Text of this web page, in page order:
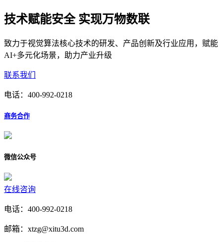
技术赋能安全 实现万物数联
致力于视觉算法核心技术的研发、产品创新及行业应用，赋能
AI+多元化场景，助力产业升级
联系我们
电话： 400-992-0218
商务合作
微信公众号
在线咨询
电话：400-992-0218
邮箱：xtzg@xitu3d.com